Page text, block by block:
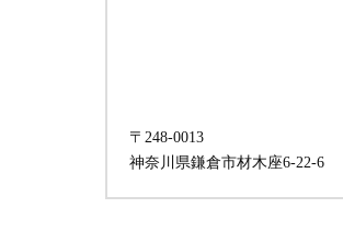
〒248-0013
神奈川県鎌倉市材木座6-22-6